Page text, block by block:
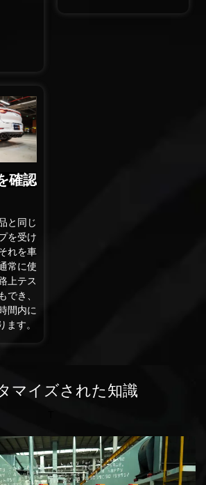
確認
と同じ
を受け
れを車
常に使
上テス
でき、
間内に
ます。
マイズされた知識